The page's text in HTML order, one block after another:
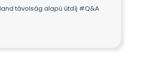
távolság alapú útdíj #Q&A